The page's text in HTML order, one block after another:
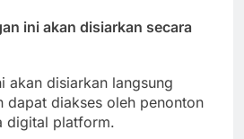
ini akan disiarkan secara
akan disiarkan langsung
dapat diakses oleh penonton
digital platform.